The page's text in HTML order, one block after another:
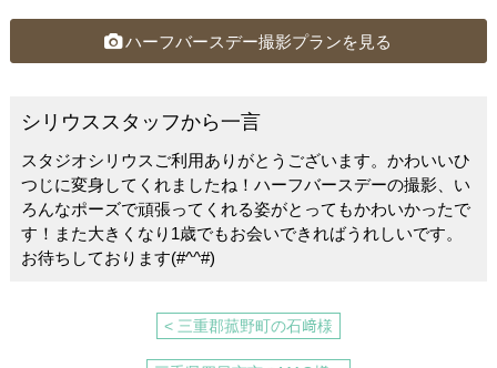
c
o
o
k
e
tt
er
ハーフバースデー撮影プランを見る
シリウススタッフから一言
スタジオシリウスご利用ありがとうございます。かわいいひ
つじに変身してくれましたね！ハーフバースデーの撮影、い
ろんなポーズで頑張ってくれる姿がとってもかわいかったで
す！また大きくなり1歳でもお会いできればうれしいです。
お待ちしております(#^^#)
< 三重郡菰野町の石﨑様